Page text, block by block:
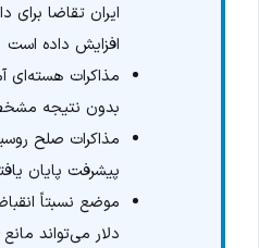
ایران تقاضا برای
افزایش داده است
مذاکرات هسته‌ای
بدون نتیجه
مذاکرات صلح
پیشرفت پایان
موضع نسبتاً
دلار می‌تواند